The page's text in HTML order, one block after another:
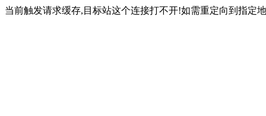
当前触发请求缓存,目标站这个连接打不开!如需重定向到指定